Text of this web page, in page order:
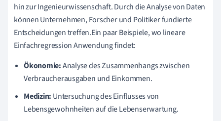
hin zur Ingenieurwissenschaft. Durch die Analyse von Daten
können Unternehmen, Forscher und Politiker fundierte
Entscheidungen treffen.Ein paar Beispiele, wo lineare
Einfachregression Anwendung findet:
Ökonomie:Analyse des Zusammenhangs zwischen
Verbraucherausgaben und Einkommen.
Medizin: Untersuchung des Einflusses von
Lebensgewohnheiten auf die Lebenserwartung.